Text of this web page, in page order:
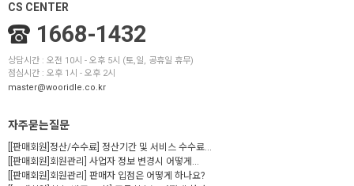
CS CENTER
1668-1432
상담시간 : 오전 10시 - 오후 5시 (토,일, 공휴일 휴무)
점심시간 : 오후 1시 - 오후 2시
master@wooridle.co.kr
자주묻는질문
[[판매회원]정산/수수료] 정산기간 및 서비스 수수료...
[[판매회원]회원관리] 사업자 정보 변경시 어떻게...
[[판매회원]회원관리] 판매자 입점은 어떻게 하나요?